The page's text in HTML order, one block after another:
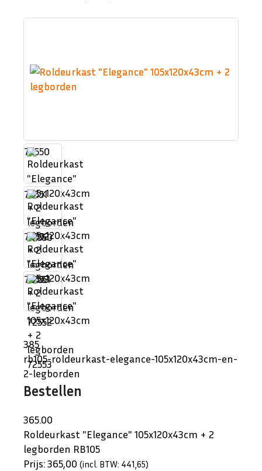
72550
72551
72552
72553
385
rb105-roldeurkast-elegance-105x120x43cm-en-
2-legborden
Bestellen
365.00
Roldeurkast "Elegance" 105x120x43cm + 2
legborden RB105
Prijs: 365,00 (incl. BTW: 441,65)